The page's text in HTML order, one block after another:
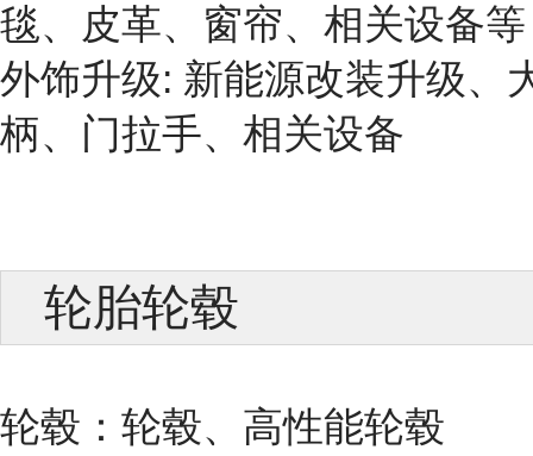
毯、皮革、窗帘、相关设备等
外饰升级: 新能源改装升级、
柄、门拉手、相关设备
轮胎轮毂
轮毂：轮毂、高性能轮毂